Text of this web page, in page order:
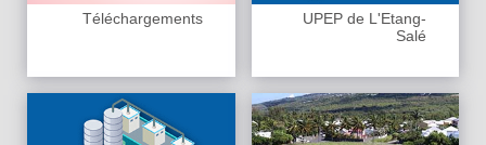
Téléchargements
UPEP de L'Etang-
Salé